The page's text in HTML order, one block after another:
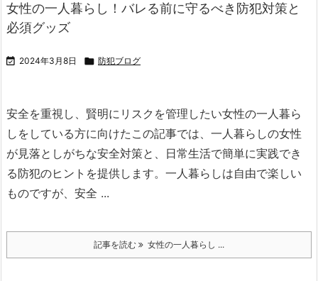
女性の一人暮らし！バレる前に守るべき防犯対策と
必須グッズ
 2024年3月8日  防犯ブログ
安全を重視し、賢明にリスクを管理したい女性の一人暮ら
しをしている方に向けたこの記事では、一人暮らしの女性
が見落としがちな安全対策と、日常生活で簡単に実践でき
る防犯のヒントを提供します。 一人暮らしは自由で楽しい
ものですが、安全 ...
記事を読む 女性の一人暮らし ...